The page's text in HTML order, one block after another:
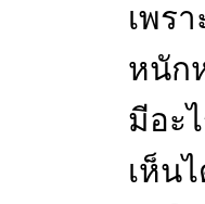
เพร
หนัก
มีอะ
เห็น